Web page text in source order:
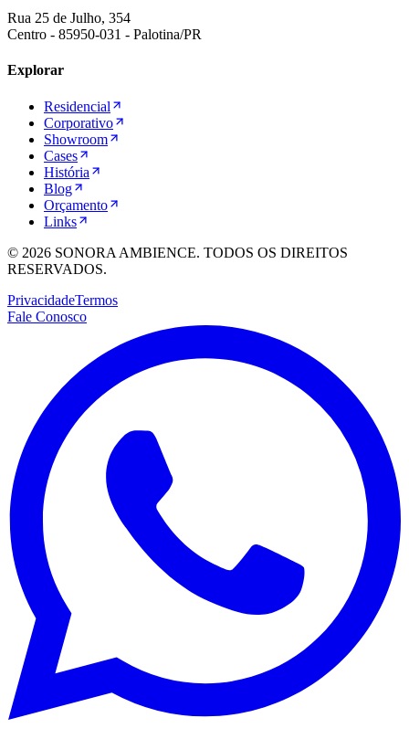
Rua 25 de Julho, 354
Centro - 85950-031 - Palotina/PR
Explorar
Residencial
Corporativo
Showroom
Cases
História
Blog
Orçamento
Links
© 2026 SONORA AMBIENCE. TODOS OS DIREITOS
RESERVADOS.
PrivacidadeTermos
Fale Conosco